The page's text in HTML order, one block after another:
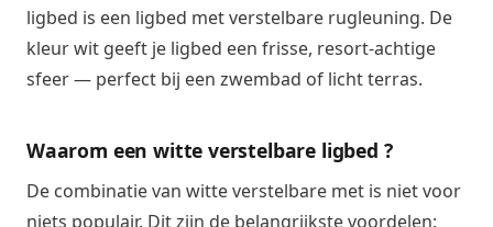
ligbed is een ligbed met verstelbare rugleuning. De
kleur wit geeft je ligbed een frisse, resort-achtige
sfeer — perfect bij een zwembad of licht terras.
Waarom een witte verstelbare ligbed ?
De combinatie van witte verstelbare met is niet voor
niets populair. Dit zijn de belangrijkste voordelen: